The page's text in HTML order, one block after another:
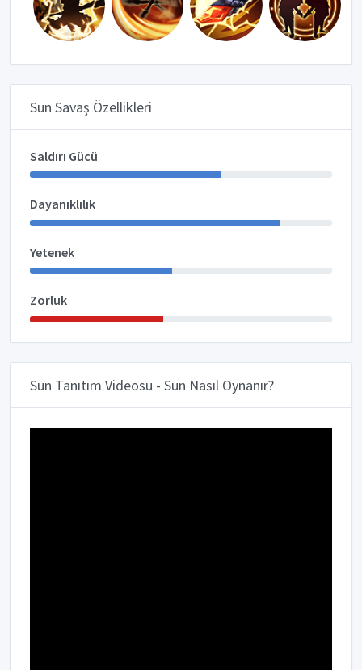
Sun Savaş Özellikleri
Saldırı Gücü
Dayanıklılık
Yetenek
Zorluk
Sun Tanıtım Videosu - Sun Nasıl Oynanır?